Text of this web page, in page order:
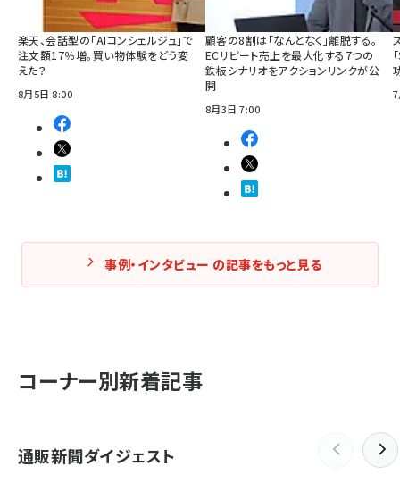
楽天、会話型の「AIコンシェルジュ」で
注文額17％増。買い物体験をどう変
えた？
8月5日 8:00
顧客の8割は「なんとなく」離脱する。
ECリピート売上を最大化する7つの
鉄板シナリオをアクションリンクが公
開
8月3日 7:00
事例・インタビュー の記事をもっと見る
コーナー別新着記事
通販新聞ダイジェスト